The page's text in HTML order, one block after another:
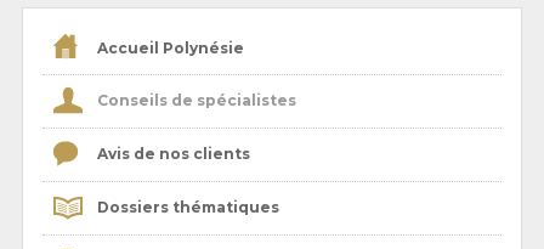
Accueil Polynésie
Conseils de spécialistes
Avis de nos clients
Dossiers thématiques